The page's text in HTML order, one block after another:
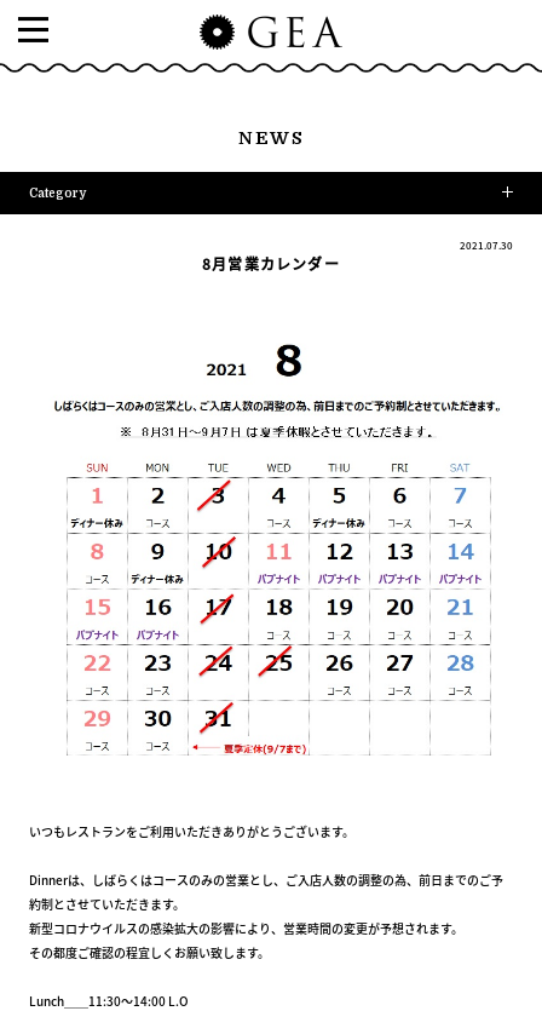
NEWS
Category
2021.07.30
8月営業カレンダー
いつもレストランをご利用いただきありがとうございます。
Dinnerは、しばらくはコースのみの営業とし、ご入店人数の調整の為、前日までのご予
約制とさせていただきます。
新型コロナウイルスの感染拡大の影響により、営業時間の変更が予想されます。
その都度ご確認の程宜しくお願い致します。
Lunch＿＿11:30～14:00 L.O